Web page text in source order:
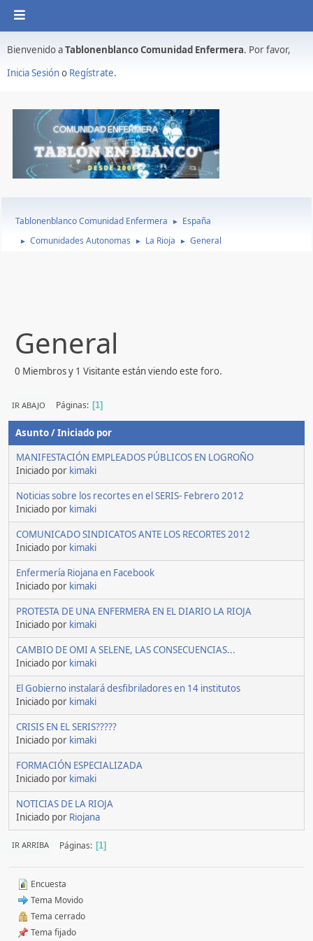
Bienvenido aTablonenblanco Comunidad Enfermera. Por favor,
Inicia Sesióno Regístrate.
Tablonenblanco Comunidad Enfermera ► España
► Comunidades Autonomas ► La Rioja ► General
General
0 Miembros y 1 Visitante están viendo este foro.
IR ABAJO Páginas 1
Asunto/Iniciado por
MANIFESTACIÓN EMPLEADOS PÚBLICOS EN LOGROÑO
Iniciado por kimaki
Noticias sobre los recortes en el SERIS- Febrero 2012
Iniciado por kimaki
COMUNICADO SINDICATOS ANTE LOS RECORTES 2012
Iniciado por kimaki
Enfermería Riojana en Facebook
Iniciado por kimaki
PROTESTA DE UNA ENFERMERA EN EL DIARIO LA RIOJA
Iniciado por kimaki
CAMBIO DE OMI A SELENE, LAS CONSECUENCIAS...
Iniciado por kimaki
El Gobierno instalará desfibriladores en 14 institutos
Iniciado por kimaki
CRISIS EN EL SERIS?????
Iniciado por kimaki
FORMACIÓN ESPECIALIZADA
Iniciado por kimaki
NOTICIAS DE LA RIOJA
Iniciado por Riojana
IR ARRIBA Páginas 1
Encuesta
Tema Movido
Tema cerrado
Tema fijado